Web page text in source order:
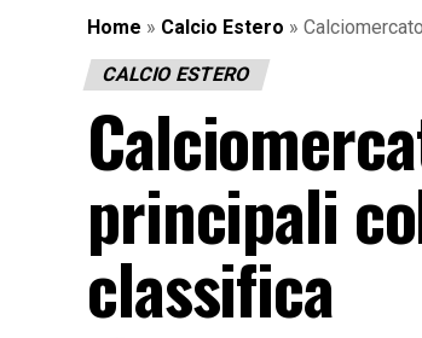
Home » Calcio Estero »
CALCIO ESTERO
principali
classifica